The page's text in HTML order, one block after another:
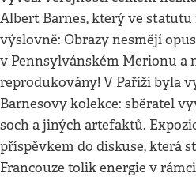
Albert Barnes, který ve statutu
výslovně: Obrazy nesmějí
v Pennsylvánském Merionu a
reprodukovány! V Paříži byla
Barnesovy kolekce: sběratel
soch a jiných artefaktů.
příspěvkem do diskuse, která
Francouze tolik energie v